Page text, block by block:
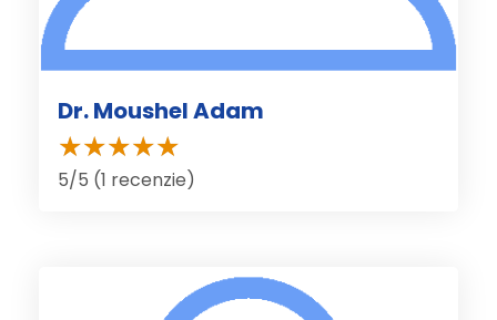
Dr. Moushel Adam
5/5 (1 recenzie)